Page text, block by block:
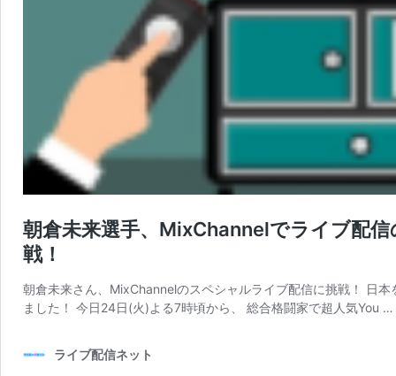
朝倉未来選手、MixChannelでライブ配
戦！
朝倉未来さん、MixChannelのスペシャルライブ配信に挑戦！ 日
ました！ 今日24日(火)よる7時頃から、 総合格闘家で超人気You …
ライブ配信ネット